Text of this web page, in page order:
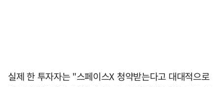
실제 한 투자자는 "스페이스X 청약받는다고 대대적으로